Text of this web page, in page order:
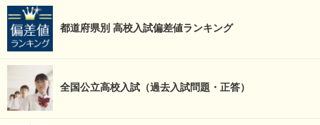
都道府県別 高校入試偏差値ランキング
全国公立高校入試（過去入試問題・正答）